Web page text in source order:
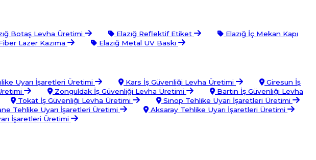
Botaş Levha Üretimi Elazığ Reflektif Etiket
Elazığ İç Mekan Kapı
Lazer Kazıma Elazığ Metal UV Baskı
Uyarı İşaretleri Üretimi Kars İş Güvenliği Levha Üretimi
Giresun İş
Zonguldak İş Güvenliği Levha Üretimi
Bartın İş Güvenliği Levha
Tokat İş Güvenliği Levha Üretimi
Sinop Tehlike Uyarı İşaretleri Üretimi
Tehlike Uyarı İşaretleri Üretimi
Aksaray Tehlike Uyarı İşaretleri Üretimi
İşaretleri Üretimi